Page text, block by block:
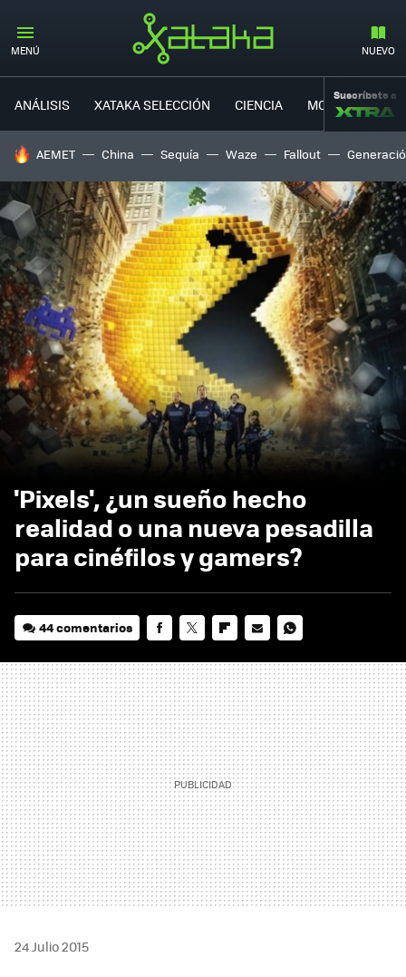
MENÚ NUEVO
ANÁLISIS XATAKA SELECCIÓN CIENCIA MOVILIDAD
Suscríbete a
HOY SE HABLA DE
AEMET China Sequía Waze Fallout
'Pixels', ¿un sueño hecho
realidad o una nueva pesadilla
para cinéfilos y gamers?
44 comentarios
MAIL
24 Julio 2015